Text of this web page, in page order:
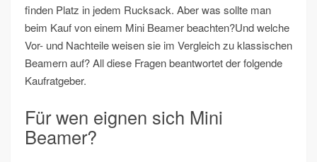
finden Platz in jedem Rucksack. Aber was sollte man
beim Kauf von einem Mini Beamer beachten?Und welche
Vor- und Nachteile weisen sie im Vergleich zu klassischen
Beamern auf? All diese Fragen beantwortet der folgende
Kaufratgeber.
Für wen eignen sich Mini
Beamer?